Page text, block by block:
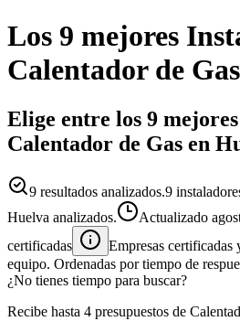
Los 9 mejores
Calentador de Gas
Elige entre los 9
Calentador de Gas en
9 resultados analizados.9
Huelva analizados.
Actualizado
certificadas
Empresas certificadas
equipo. Ordenadas por tiempo de
¿No tienes tiempo para buscar?
Recibe hasta 4 presupuestos de